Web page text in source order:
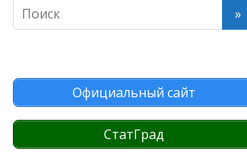
Официальный сайт
СтатГрад